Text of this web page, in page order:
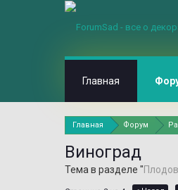
Главная Форум
Виноград
Тема в разделе "
Главная